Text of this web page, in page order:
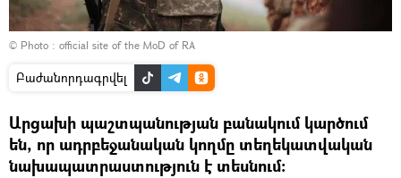
© Photo : official site of the MoD of RA
Բաժանորդագրվել
Արցախի պաշտպանության բանակում կարծում
են, որ ադրբեջանական կողմը տեղեկատվական
նախապատրաստություն է տեսնում։